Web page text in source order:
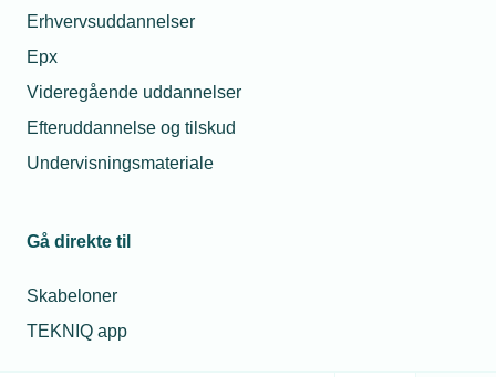
Erhvervsuddannelser
Epx
Videregående uddannelser
Efteruddannelse og tilskud
Undervisningsmateriale
Gå direkte til
Skabeloner
TEKNIQ app
Netværk
TEKNIQ Dansk Center for Lys
installatør til lysdesigner.